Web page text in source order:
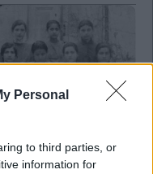
Personal
to third parties, or
information for